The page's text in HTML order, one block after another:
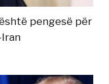
pengesë për